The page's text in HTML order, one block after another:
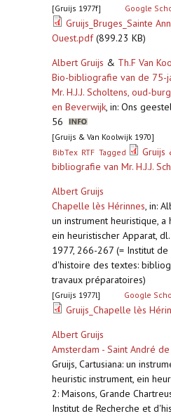
[Gruijs 1977f] Google
Gruijs_Bruges_Sainte
Ouest.pdf(899.23 KB)
Albert Gruijs & Th.F Van
Bio-bibliografie van de 75-
Mr. H.J.J. Scholtens, oud-
en Beverwijk, in: Ons
56
[Gruijs & Van Koolwijk 1970]
BibTex RTF Tagged
Gruijs
bibliografie van Mr. H.J.J.
Albert Gruijs
Chapelle lès Hérinnes, in:
un instrument heuristique, a
ein heuristischer Apparat, dl.
1977, 266-267 (= Institut de
d'histoire des textes:
travaux préparatoires)
[Gruijs 1977l] Google
Gruijs_Chapelle lès
Albert Gruijs
Amsterdam - Saint André
Gruijs, Cartusiana: un
heuristic instrument, ein
2: Maisons, Grande
Institut de Recherche et